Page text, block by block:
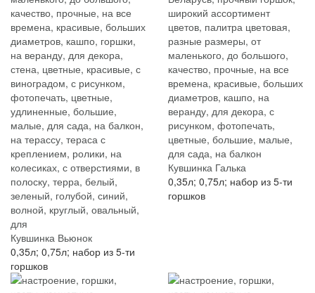
Кувшинка Вьюнок
0,35л; 0,75л; набор из 5-ти
горшков
Кувшинка Галька
0,35л; 0,75л; набор из 5-ти
горшков